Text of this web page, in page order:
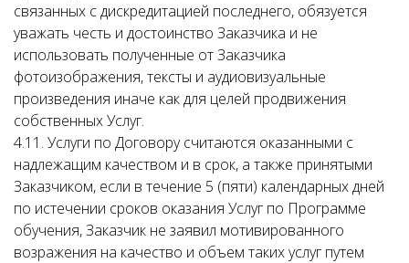
связанных с дискредитацией последнего, обязуется
уважать честь и достоинство Заказчика и не
использовать полученные от Заказчика
фотоизображения, тексты и аудиовизуальные
произведения иначе как для целей продвижения
собственных Услуг.
4.11. Услуги по Договору считаются оказанными с
надлежащим качеством и в срок, а также принятыми
Заказчиком, если в течение 5 (пяти) календарных дней
по истечении сроков оказания Услуг по Программе
обучения, Заказчик не заявил мотивированного
возражения на качество и объем таких услуг путем